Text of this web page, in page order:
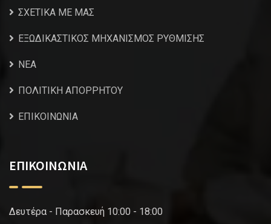
ΣΧΕΤΙΚΑ ΜΕ ΜΑΣ
ΕΞΩΔΙΚΑΣΤΙΚΟΣ ΜΗΧΑΝΙΣΜΟΣ ΡΥΘΜΙΣΗΣ
NEA
ΠΟΛΙΤΙΚΗ ΑΠΟΡΡΗΤΟΥ
ΕΠΙΚΟΙΝΩΝΙΑ
ΕΠΙΚΟΙΝΩΝΙΑ
Δευτέρα - Παρασκευή 10:00 - 18:00